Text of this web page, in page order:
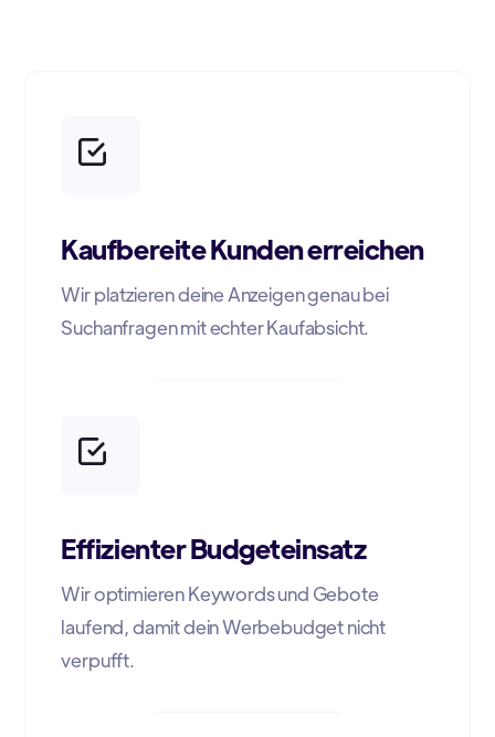
Kaufbereite Kunden erreichen
Wir platzieren deine Anzeigen genau bei
Suchanfragen mit echter Kaufabsicht.
Effizienter Budgeteinsatz
Wir optimieren Keywords und Gebote
laufend, damit dein Werbebudget nicht
verpufft.